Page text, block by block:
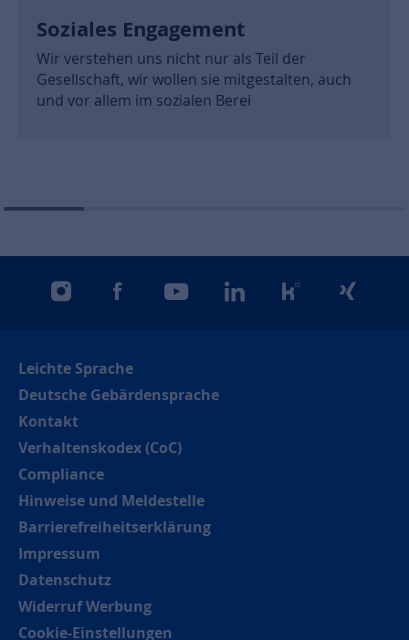
Soziales Engagement
Wir verstehen uns nicht nur als Teil der
Gesellschaft, wir wollen sie mitgestalten, auch
und vor allem im sozialen Berei
instagramfacebookyoutubelinkedinkununuxing
Leichte Sprache
Deutsche Gebärdensprache
Kontakt
Verhaltenskodex (CoC)
Compliance
Hinweise und Meldestelle
Barrierefreiheitserklärung
Impressum
Datenschutz
Widerruf Werbung
Cookie-Einstellungen